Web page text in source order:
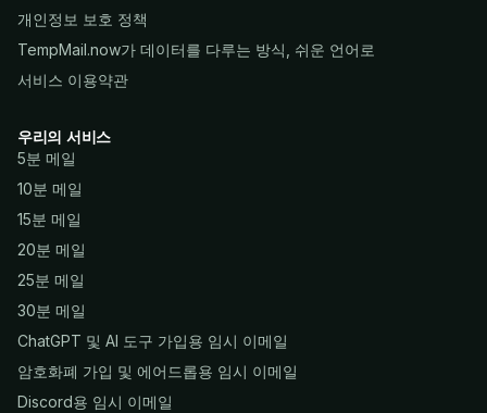
개인정보 보호 정책
TempMail.now가 데이터를 다루는 방식, 쉬운 언어로
서비스 이용약관
우리의 서비스
5분 메일
10분 메일
15분 메일
20분 메일
25분 메일
30분 메일
ChatGPT 및 AI 도구 가입용 임시 이메일
암호화폐 가입 및 에어드롭용 임시 이메일
Discord용 임시 이메일